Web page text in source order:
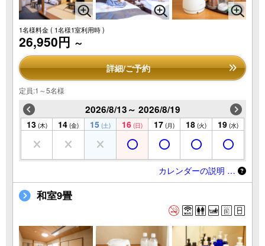
1名様料金( 1名様1室利用時 )
26,950円 ～
詳細/ご予約
定員:1～5名様
2026/8/13～ 2026/8/19
13 (木) 14 (金) 15 (土) 16 (日) 17 (月) 18 (火) 19 (水)
カレンダーの説明 …
和室9畳